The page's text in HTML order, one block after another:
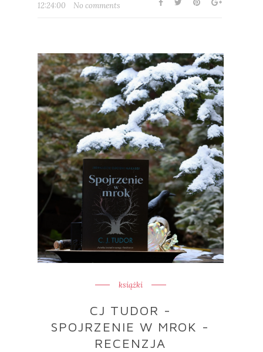
12:24:00 No comments
książki
CJ TUDOR -
SPOJRZENIE W MROK -
RECENZJA